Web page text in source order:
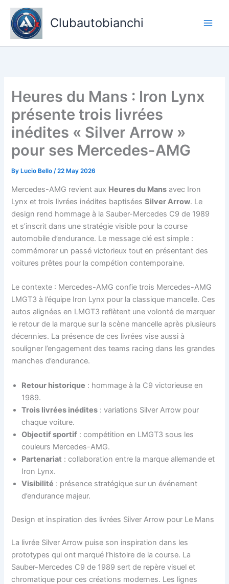
Skip
content
Clubautobianchi
Heures du Mans : Iron Lynx
présente trois livrées
inédites « Silver Arrow »
pour ses Mercedes-AMG
By Lucio Bello/22 May 2026
Mercedes-AMG revient aux Heures du Mans avec Iron
Lynx et trois livrées inédites baptiséesSilver Arrow. Le
design rend hommage à la Sauber-Mercedes C9 de 1989
et s’inscrit dans une stratégie visible pour la course
automobile d’endurance. Le message clé est simple :
commémorer un passé victorieux tout en présentant des
voitures prêtes pour la compétion contemporaine.
Le contexte : Mercedes-AMG confie trois Mercedes-AMG
LMGT3 à l’équipe Iron Lynx pour la classique mancelle. Ces
autos alignées en LMGT3 reflètent une volonté de marquer
le retour de la marque sur la scène mancelle après plusieurs
décennies. La présence de ces livrées vise aussi à
souligner l’engagement des teams racing dans les grandes
manches d’endurance.
Retour historique : hommage à la C9 victorieuse en
1989.
Trois livrées inédites : variations Silver Arrow pour
chaque voiture.
Objectif sportif : compétition en LMGT3 sous les
couleurs Mercedes-AMG.
Partenariat : collaboration entre la marque allemande et
Iron Lynx.
Visibilité : présence stratégique sur un événement
d’endurance majeur.
Design et inspiration des livrées Silver Arrow pour Le Mans
La livrée Silver Arrow puise son inspiration dans les
prototypes qui ont marqué l’histoire de la course. La
Sauber-Mercedes C9 de 1989 sert de repère visuel et
chromatique pour ces créations modernes. Les lignes